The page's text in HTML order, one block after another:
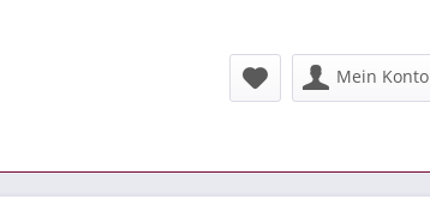
Mein Konto